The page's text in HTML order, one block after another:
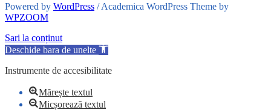
Powered by WordPress / Academica WordPress Theme by
WPZOOM
Sari la conținut
Deschide bara de unelte
Instrumente de accesibilitate
Mărește textul
Micșorează textul